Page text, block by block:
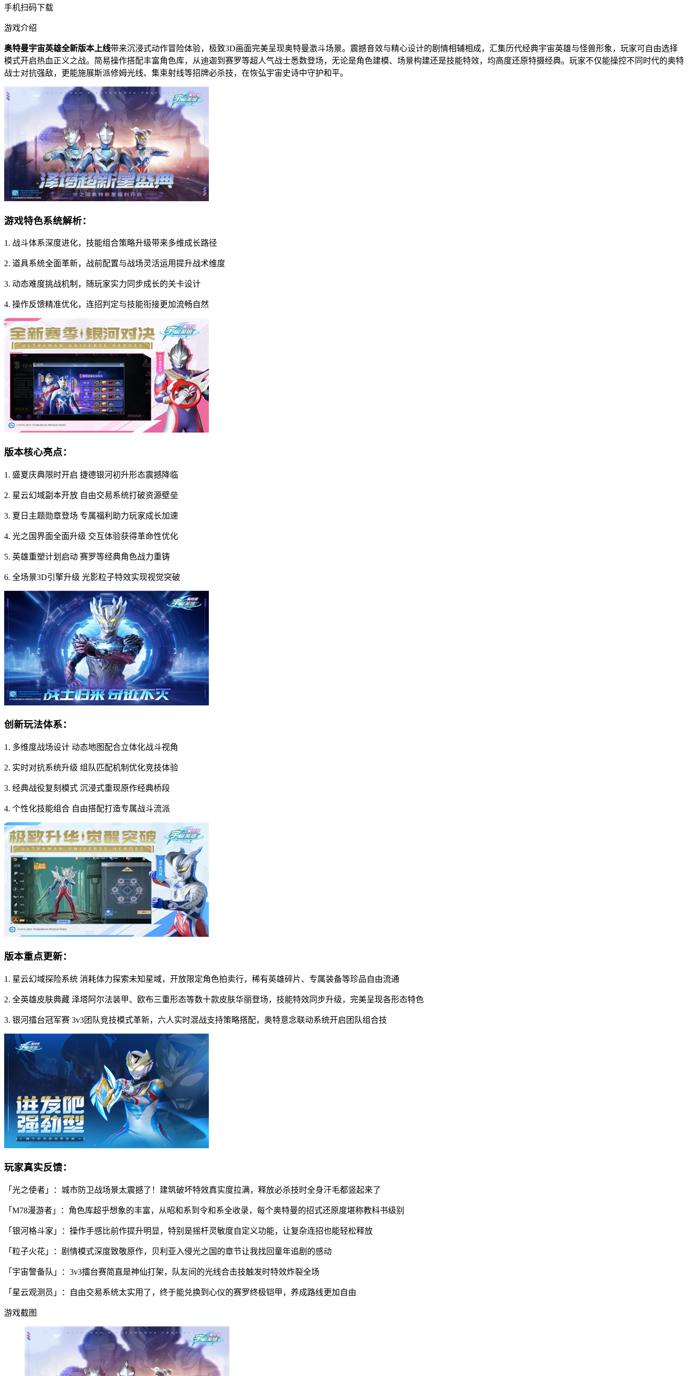
手机扫码下载
游戏介绍
奥特曼宇宙英雄全新版本上线带来沉浸式动作冒险体验，极致3D画面完美呈现奥特曼激斗场景。震撼音效与精心设计的剧情相辅相成，汇集历代经典宇宙英雄与怪兽形象，玩家可自由选择
模式开启热血正义之战。简易操作搭配丰富角色库，从迪迦到赛罗等超人气战士悉数登场，无论是角色建模、场景构建还是技能特效，均高度还原特摄经典。玩家不仅能操控不同时代的奥特
战士对抗强敌，更能施展斯派修姆光线、集束射线等招牌必杀技，在恢弘宇宙史诗中守护和平。
游戏特色系统解析：
1. 战斗体系深度进化，技能组合策略升级带来多维成长路径
2. 道具系统全面革新，战前配置与战场灵活运用提升战术维度
3. 动态难度挑战机制，随玩家实力同步成长的关卡设计
4. 操作反馈精准优化，连招判定与技能衔接更加流畅自然
版本核心亮点：
1. 盛夏庆典限时开启 捷德银河初升形态震撼降临
2. 星云幻域副本开放 自由交易系统打破资源壁垒
3. 夏日主题勋章登场 专属福利助力玩家成长加速
4. 光之国界面全面升级 交互体验获得革命性优化
5. 英雄重塑计划启动 赛罗等经典角色战力重铸
6. 全场景3D引擎升级 光影粒子特效实现视觉突破
创新玩法体系：
1. 多维度战场设计 动态地图配合立体化战斗视角
2. 实时对抗系统升级 组队匹配机制优化竞技体验
3. 经典战役复刻模式 沉浸式重现原作经典桥段
4. 个性化技能组合 自由搭配打造专属战斗流派
版本重点更新：
1. 星云幻域探险系统 消耗体力探索未知星域，开放限定角色拍卖行，稀有英雄碎片、专属装备等珍品自由流通
2. 全英雄皮肤典藏 泽塔阿尔法装甲、欧布三重形态等数十款皮肤华丽登场，技能特效同步升级，完美呈现各形态特色
3. 银河擂台冠军赛 3v3团队竞技模式革新，六人实时混战支持策略搭配，奥特意念联动系统开启团队组合技
玩家真实反馈：
「光之使者」：城市防卫战场景太震撼了！建筑破坏特效真实度拉满，释放必杀技时全身汗毛都竖起来了
「M78漫游者」：角色库超乎想象的丰富，从昭和系到令和系全收录，每个奥特曼的招式还原度堪称教科书级别
「银河格斗家」：操作手感比前作提升明显，特别是摇杆灵敏度自定义功能，让复杂连招也能轻松释放
「粒子火花」：剧情模式深度致敬原作，贝利亚入侵光之国的章节让我找回童年追剧的感动
「宇宙警备队」：3v3擂台赛简直是神仙打架，队友间的光线合击技触发时特效炸裂全场
「星云观测员」：自由交易系统太实用了，终于能兑换到心仪的赛罗终极铠甲，养成路线更加自由
游戏截图